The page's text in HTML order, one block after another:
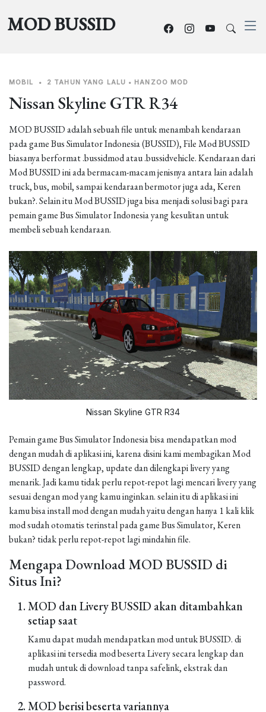
MOD BUSSID
MOBIL • 2 TAHUN YANG LALU • HANZOO MOD
Nissan Skyline GTR R34
MOD BUSSID adalah sebuah file untuk menambah kendaraan
pada game Bus Simulator Indonesia (BUSSID), File Mod BUSSID
biasanya berformat .bussidmod atau .bussidvehicle. Kendaraan dari
Mod BUSSID ini ada bermacam-macam jenisnya antara lain adalah
truck, bus, mobil, sampai kendaraan bermotor juga ada, Keren
bukan?. Selain itu Mod BUSSID juga bisa menjadi solusi bagi para
pemain game Bus Simulator Indonesia yang kesulitan untuk
membeli sebuah kendaraan.
Nissan Skyline GTR R34
Pemain game Bus Simulator Indonesia bisa mendapatkan mod
dengan mudah di aplikasi ini, karena disini kami membagikan Mod
BUSSID dengan lengkap, update dan dilengkapi livery yang
menarik. Jadi kamu tidak perlu repot-repot lagi mencari livery yang
sesuai dengan mod yang kamu inginkan. selain itu di aplikasi ini
kamu bisa install mod dengan mudah yaitu dengan hanya 1 kali klik
mod sudah otomatis terinstal pada game Bus Simulator, Keren
bukan? tidak perlu repot-repot lagi mindahin file.
Mengapa Download MOD BUSSID di
Situs Ini?
MOD dan Livery BUSSID akan ditambahkan
setiap saat
Kamu dapat mudah mendapatkan mod untuk BUSSID. di
aplikasi ini tersedia mod beserta Livery secara lengkap dan
mudah untuk di download tanpa safelink, ekstrak dan
password.
MOD berisi beserta variannya